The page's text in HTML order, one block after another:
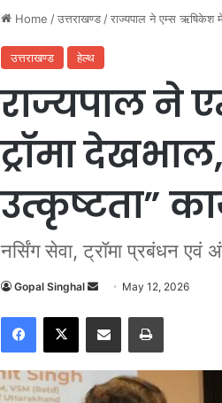
Home /उत्तराखण्ड /राज्यपाल ने एम्स ऋषिकेश
उत्तराखण्ड हेल्थ
राज्यपाल ने
ट्रॉमा
उत्कृष्टता”
नर्सिंग सेवा, ट्रॉमा प्रबंधन एवं
Gopal Singhal
n
d
a
n
May 12, 2026